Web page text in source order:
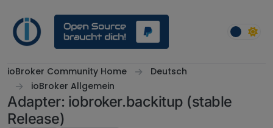
ioBroker Community Home
Deutsch
ioBroker Allgemein
Adapter: iobroker.backitup (stable
Release)